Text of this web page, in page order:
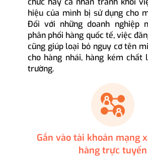
hiệu của mình bị sử dụng cho
Đối với những doanh nghiệp
phân phối hàng quốc tế, việc
cũng giúp loại bỏ nguy cơ tên
cho hàng nhái, hàng kém chất
trường.
Gắn vào tài khoản mạng
hàng trực tuyến